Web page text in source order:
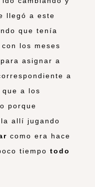
llegó a este
que tenía
los meses
asignar a
a
a los
porque
allí jugando
como era hace
tiempo todo